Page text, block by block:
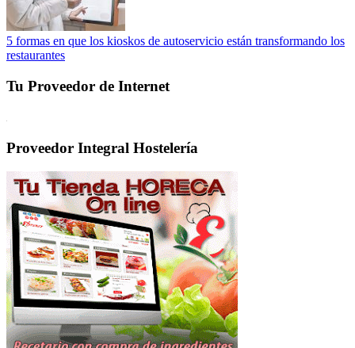
5 formas en que los kioskos de autoservicio están transformando los
restaurantes
Tu Proveedor de Internet
Proveedor Integral Hostelería